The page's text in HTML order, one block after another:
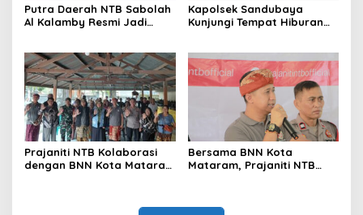
Putra Daerah NTB Sabolah
Al Kalamby Resmi Jadi
Kapolsek Sandubaya
Kunjungi Tempat Hiburan
Prajaniti NTB Kolaborasi
dengan BNN Kota Mataram
Bersama BNN Kota
Mataram, Prajaniti NTB